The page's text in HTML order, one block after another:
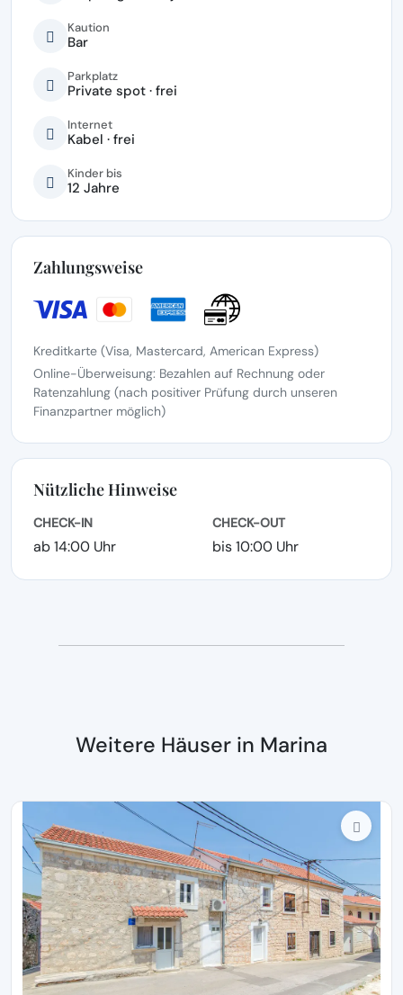
Kaution
Bar
Parkplatz
Private spot · frei
Internet
Kabel · frei
Kinder bis
12 Jahre
Zahlungsweise
Kreditkarte (Visa, Mastercard, American Express)
Online-Überweisung: Bezahlen auf Rechnung oder
Ratenzahlung (nach positiver Prüfung durch unseren
Finanzpartner möglich)
Nützliche Hinweise
CHECK-IN
ab 14:00 Uhr
CHECK-OUT
bis 10:00 Uhr
Weitere Häuser in Marina